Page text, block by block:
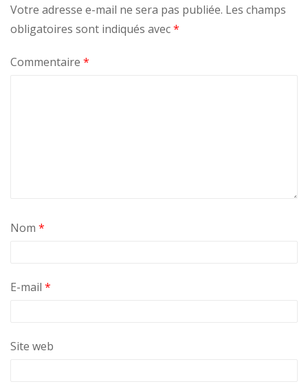
Votre adresse e-mail ne sera pas publiée. Les champs
obligatoires sont indiqués avec*
Commentaire *
Nom *
E-mail *
Site web